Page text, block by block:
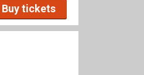
Buy tickets